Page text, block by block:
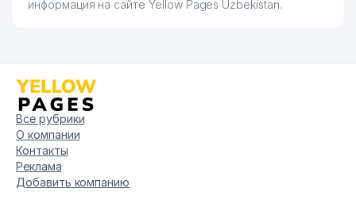
информация на сайте Yellow Pages Uzbekistan.
Все рубрики
О компании
Контакты
Реклама
Добавить компанию